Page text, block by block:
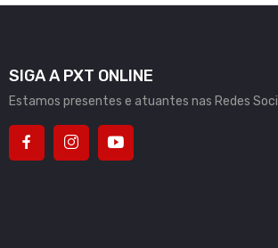
SIGA A PXT ONLINE
Estamos presentes e atuantes nas Redes